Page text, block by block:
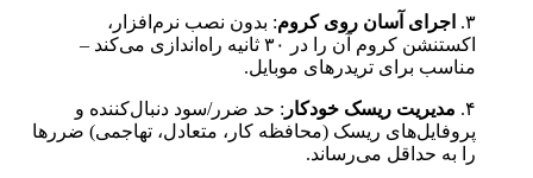
۳. اجرای آسان روی کروم: بدون نصب نرم‌افزار،
اکستنشن کروم آن را در ۳۰ ثانیه راه‌اندازی می‌کند –
مناسب برای تریدرهای موبایل.
۴. مدیریت ریسک خودکار : حد ضرر/سود دنبال‌کننده و
پروفایل‌های ریسک (محافظه‌ کار، متعادل، تهاجمی) ضررها
را به حداقل می‌رساند.